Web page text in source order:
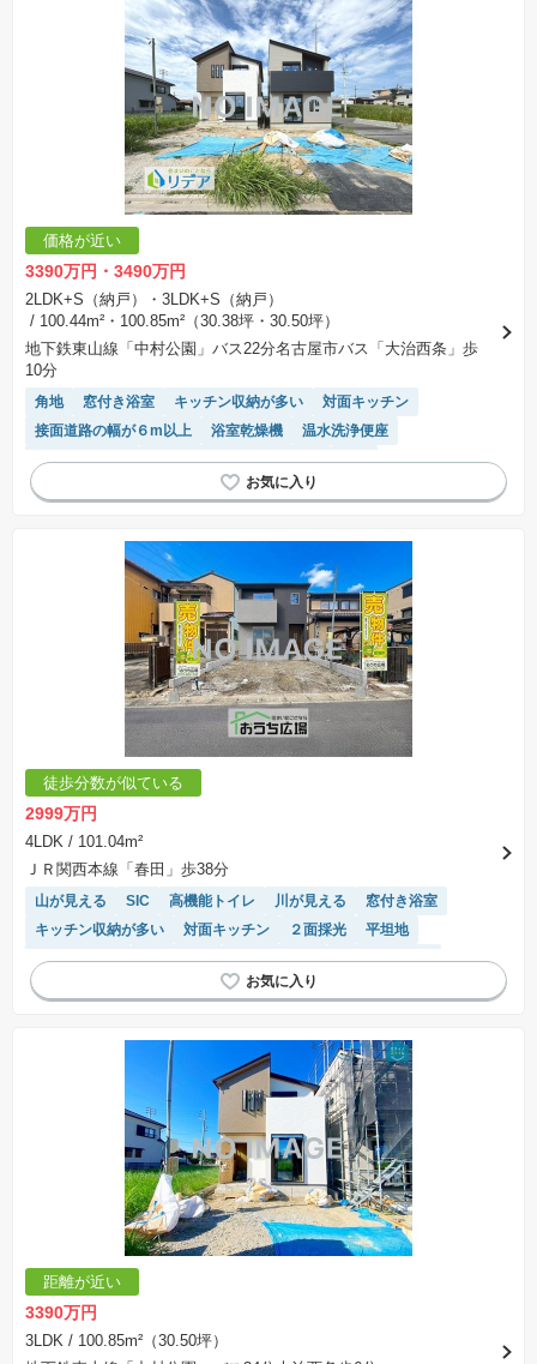
価格が近い
3390万円・3490万円
2LDK+S（納戸）・3LDK+S（納戸）
/ 100.44m²・100.85m²（30.38坪・30.50坪）
地下鉄東山線「中村公園」バス22分名古屋市バス「大治西条」歩
10分
角地 窓付き浴室 キッチン収納が多い
対面キッチン
接面道路の幅が６m以上
浴室乾燥機
温水洗浄便座
トイレ2個以上
モニター付きインターホン
WIC
フラット35適合
システムキッチン 陽当り良好
徒歩分数が似ている
2999万円
4LDK / 101.04m²
ＪＲ関西本線「春田」歩38分
山が見える SIC 高機能トイレ 川が見える
窓付き浴室
キッチン収納が多い
対面キッチン ２面採光
平坦地
閑静な住宅地
浴室乾燥機 温水洗浄便座
トイレ2個以上
モニター付きインターホン
WIC
フラット35適合
距離が近い
3390万円
3LDK / 100.85m²（30.50坪）